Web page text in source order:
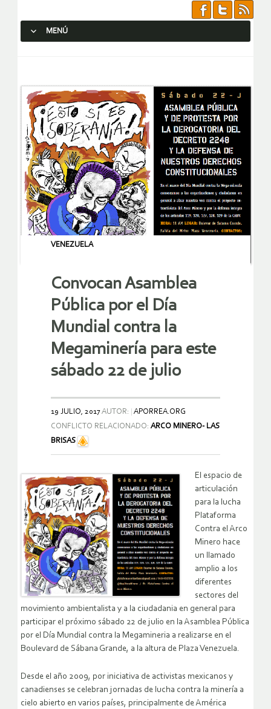
MENÚ
VENEZUELA
Convocan Asamblea
Pública por el Día
Mundial contra la
Megaminería para este
sábado 22 de julio
19 JULIO, 2017AUTOR:
APORREA.ORG
CONFLICTO RELACIONADO: ARCO MINERO- LAS
BRISAS
El espacio de
articulación
para la lucha
Plataforma
Contra el Arco
Minero hace
un llamado
amplio a los
diferentes
sectores del
movimiento ambientalista y a la ciudadania en general para
participar el próximo sábado 22 de julio en la Asamblea Pública
por el Día Mundial contra la Megamineria a realizarse en el
Boulevard de Sábana Grande, a la altura de Plaza Venezuela.
Desde el año 2009, por iniciativa de activistas mexicanos y
canadienses se celebran jornadas de lucha contra la minería a
cielo abierto en varios países, principalmente de América